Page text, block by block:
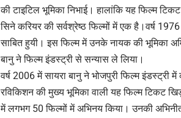
की टाइटिल भूमिका निभाई। हालांकि यह फिल्म
सिने करियर की सर्वश्रेष्ठ फिल्मों में एक है।वर्ष
साबित हुयी। इस फिल्म में उनके नायक की भूमिका
बानु ने फिल्म इंडस्ट्री से सन्यास ले लिया।
वर्ष 2006 में सायरा बानु ने भोजपुरी फिल्म इंडस्ट्री
रविकिशन की मुख्य भूमिका वाली यह फिल्म टिकट
में लगभग 50 फिल्मों में अभिनय किया। उनकी